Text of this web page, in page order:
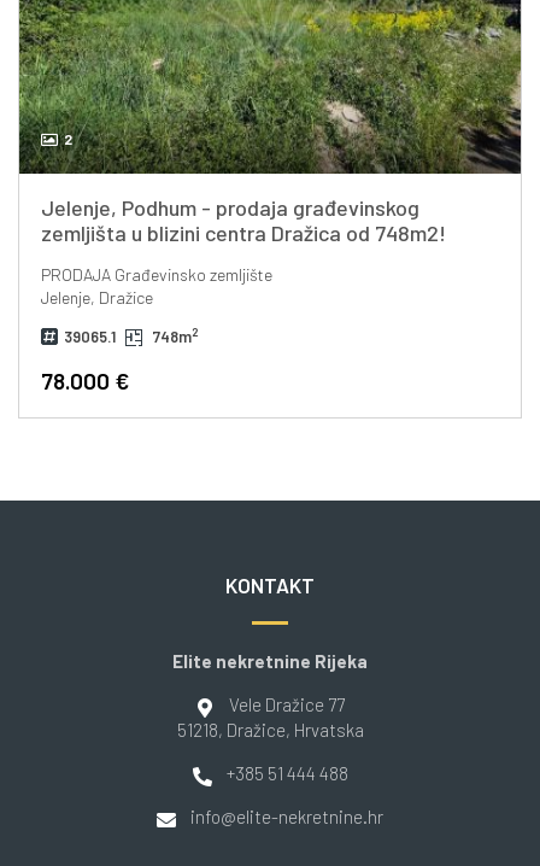
2
Jelenje, Podhum - prodaja građevinskog
zemljišta u blizini centra Dražica od 748m2!
PRODAJAGrađevinsko zemljište
Jelenje, Dražice
39065.1 748m2
78.000 €
KONTAKT
Elite nekretnine Rijeka
Vele Dražice 77
51218, Dražice, Hrvatska
+385 51 444 488
info@elite-nekretnine.hr